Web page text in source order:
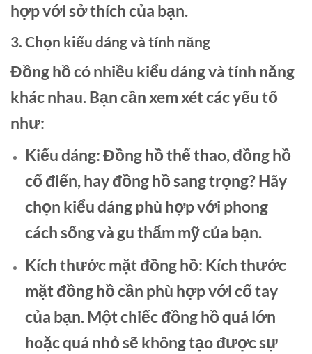
hợp với sở thích của bạn.
3. Chọn kiểu dáng và tính năng
Đồng hồ có nhiều kiểu dáng và tính năng
khác nhau. Bạn cần xem xét các yếu tố
như:
Kiểu dáng:Đồng hồ thể thao, đồng hồ
cổ điển, hay đồng hồ sang trọng? Hãy
chọn kiểu dáng phù hợp với phong
cách sống và gu thẩm mỹ của bạn.
Kích thước mặt đồng hồ: Kích thước
mặt đồng hồ cần phù hợp với cổ tay
của bạn. Một chiếc đồng hồ quá lớn
hoặc quá nhỏ sẽ không tạo được sự